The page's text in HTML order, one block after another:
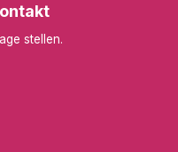
stellen.